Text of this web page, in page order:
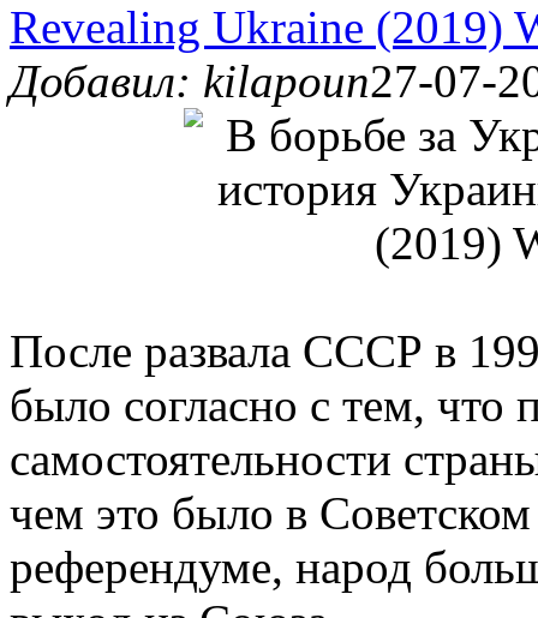
Revealing Ukraine (2019)
Добавил: kilapoun27-07-
После развала СССР в
было согласно с тем, что
самостоятельности
чем это было в
референдуме, народ